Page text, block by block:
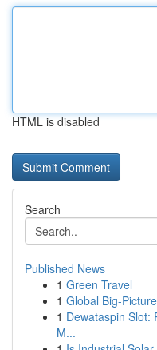
HTML is disabled
Search
Published News
1 Green Travel
1 Global Big-
1 Dewataspin Slot:
M...